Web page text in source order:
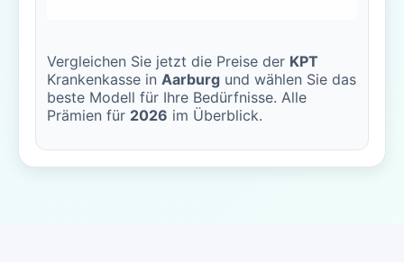
Vergleichen Sie jetzt die Preise der KPT
Krankenkasse in Aarburg und wählen Sie das
beste Modell für Ihre Bedürfnisse. Alle
Prämien für 2026 im Überblick.